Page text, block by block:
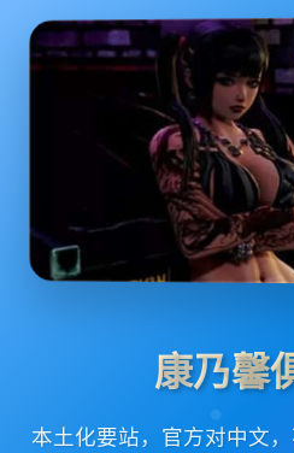
康乃馨
本土化要站，官方对中文